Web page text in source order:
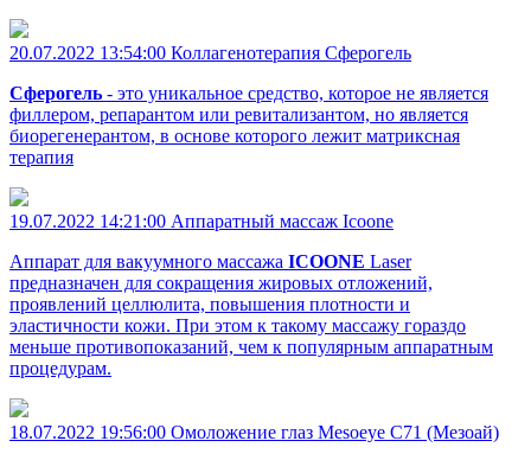
20.07.2022 13:54:00 Коллагенотерапия Сферогель
Сферогель - это уникальное средство, которое не является
филлером, репарантом или ревитализантом, но является
биорегенерантом, в основе которого лежит матриксная
терапия
19.07.2022 14:21:00 Аппаратный массаж Icoone
Аппарат для вакуумного массажа ICOONE Laser
предназначен для сокращения жировых отложений,
проявлений целлюлита, повышения плотности и
эластичности кожи. При этом к такому массажу гораздо
меньше противопоказаний, чем к популярным аппаратным
процедурам.
18.07.2022 19:56:00 Омоложение глаз Mesoeye С71 (Мезоай)